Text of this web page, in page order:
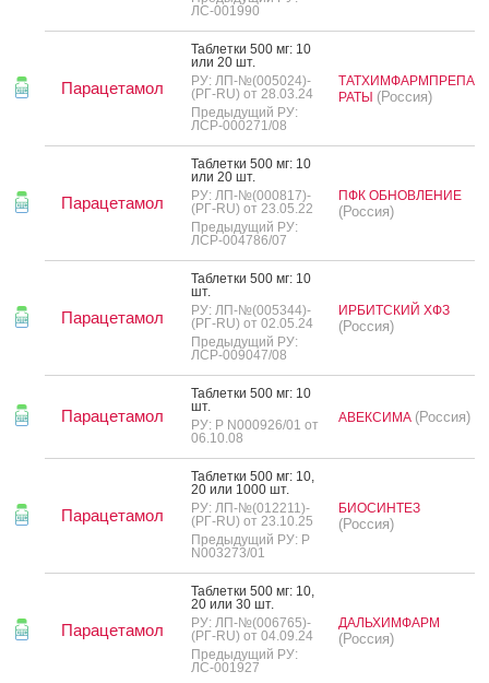
ЛС-001990
Парацетамол
Таб­летки 500 мг: 10
или 20 шт.
РУ: ЛП-№(005024)-
(РГ-RU) от 28.03.24
Предыдущий РУ:
ЛСР-000271/08
ТАТХИМФАРМПРЕПА
РАТЫ (Россия)
Парацетамол
Таб­летки 500 мг: 10
или 20 шт.
РУ: ЛП-№(000817)-
(РГ-RU) от 23.05.22
Предыдущий РУ:
ЛСР-004786/07
ПФК ОБНОВЛЕНИЕ
(Россия)
Парацетамол
Таб­летки 500 мг: 10
шт.
РУ: ЛП-№(005344)-
(РГ-RU) от 02.05.24
Предыдущий РУ:
ЛСР-009047/08
ИРБИТСКИЙ ХФЗ
(Россия)
Парацетамол
Таб­летки 500 мг: 10
шт.
РУ: Р N000926/01 от
06.10.08
АВЕКСИМА (Россия)
Парацетамол
Таб­летки 500 мг: 10,
20 или 1000 шт.
РУ: ЛП-№(012211)-
(РГ-RU) от 23.10.25
Предыдущий РУ: Р
N003273/01
БИОСИНТЕЗ
(Россия)
Парацетамол
Таб­летки 500 мг: 10,
20 или 30 шт.
РУ: ЛП-№(006765)-
(РГ-RU) от 04.09.24
Предыдущий РУ:
ЛС-001927
ДАЛЬХИМФАРМ
(Россия)